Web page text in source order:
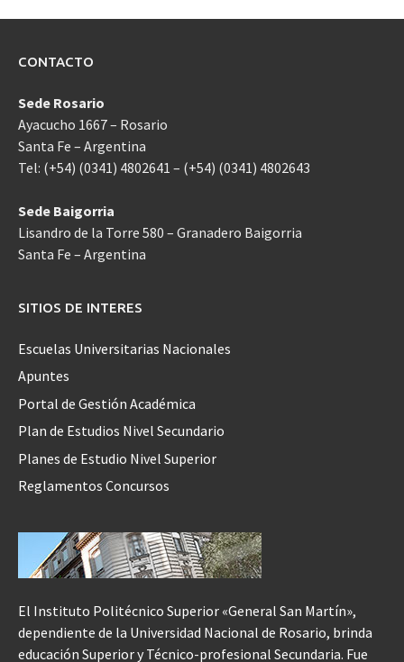
CONTACTO
Sede Rosario
Ayacucho 1667 – Rosario
Santa Fe – Argentina
Tel: (+54) (0341) 4802641 – (+54) (0341) 4802643
Sede Baigorria
Lisandro de la Torre 580 – Granadero Baigorria
Santa Fe – Argentina
SITIOS DE INTERES
Escuelas Universitarias Nacionales
Apuntes
Portal de Gestión Académica
Plan de Estudios Nivel Secundario
Planes de Estudio Nivel Superior
Reglamentos Concursos
El Instituto Politécnico Superior «General San Martín»,
dependiente de la Universidad Nacional de Rosario, brinda
educación Superior y Técnico-profesional Secundaria. Fue